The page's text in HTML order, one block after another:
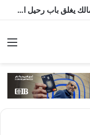
أزمة البرازيلي بيزيرا تشتعل.. الزمالك يغلق باب رحيل اللاعب ويؤكد : « لن ندخل في مفاوضات بشأن أي عروض »